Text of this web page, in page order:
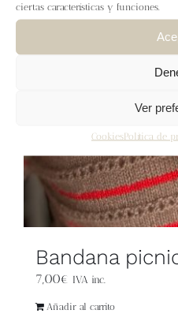
ciertas características y funciones.
Ver
CookiesPolítica de
Mi
Bandana
7,00€ IVA inc.
Añadir al carrito